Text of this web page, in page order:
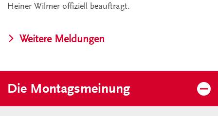
Heiner Wilmer offiziell beauftragt.
Weitere Meldungen
Die Montagsmeinung